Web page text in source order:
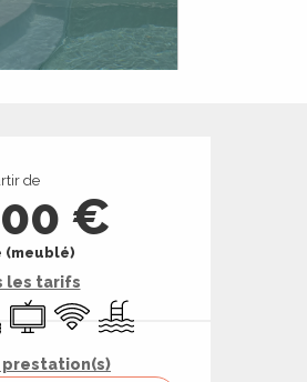
et
de
€
(meublé)
les tarifs
linge
Télévision
WiFi Piscine
prestation(s)